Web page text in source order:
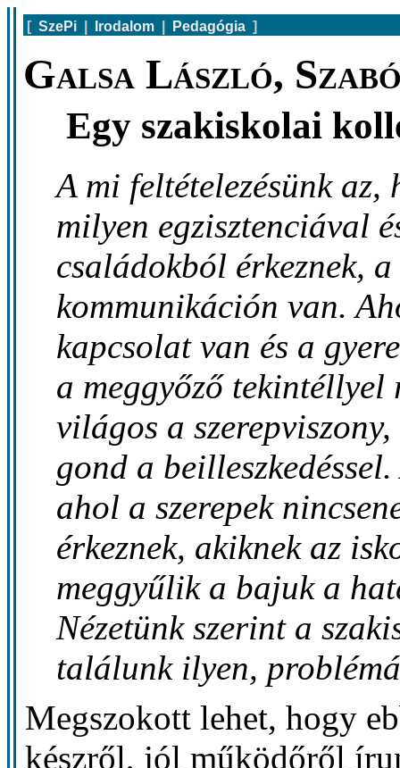
[ SzePi Irodalom Pedagógia ]
Galsa László,
Egy szakiskolai
A mi feltételezésünk
milyen egzisztenciával
családokból érkeznek,
kommunikáción van.
kapcsolat van és a
a meggyőző
világos a
gond a
ahol a szerepek
érkeznek, akiknek az
meggyűlik a bajuk a
Nézetünk szerint a
találunk ilyen,
Megszokott lehet, hogy
készről, jól működőről